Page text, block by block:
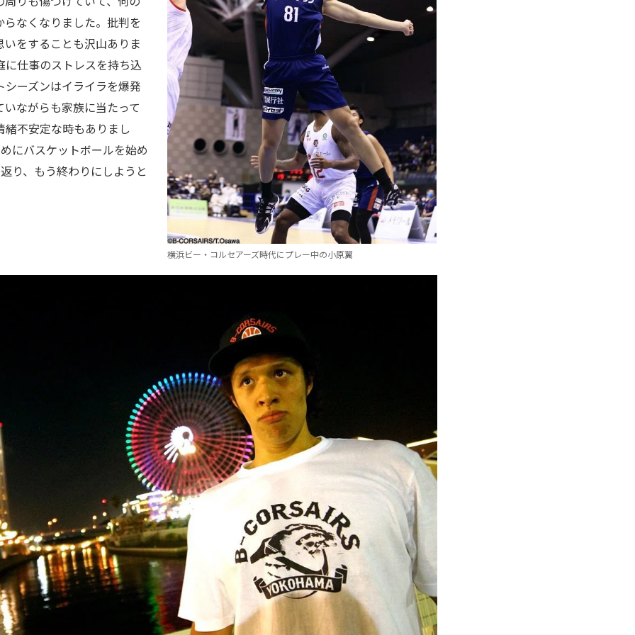
なくなりました。批判を
をすることも沢山ありま
仕事のストレスを持ち込
ーズンはイライラを爆発
ながらも家族に当たって
不安定な時もありまし
にバスケットボールを始め
り、もう終わりにしようと
横浜ビー・コルセアーズ時代にプレー中の小原翼